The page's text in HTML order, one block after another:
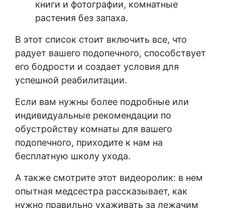
книги и фотографии, комнатные
растения без запаха.
В этот список стоит включить все, что
радует вашего подопечного, способствует
его бодрости и создает условия для
успешной реабилитации.
Если вам нужны более подробные или
индивидуальные рекомендации по
обустройству комнаты для вашего
подопечного, приходите к нам на
бесплатную школу ухода.
А также смотрите этот видеоролик: в нем
опытная медсестра рассказывает, как
нужно правильно ухаживать за лежачим